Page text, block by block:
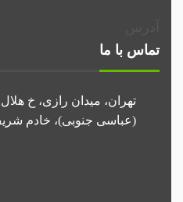
تماس با ما
تهران، میدان رازی، خ
(عباسی جنوبی)، خادم شریف